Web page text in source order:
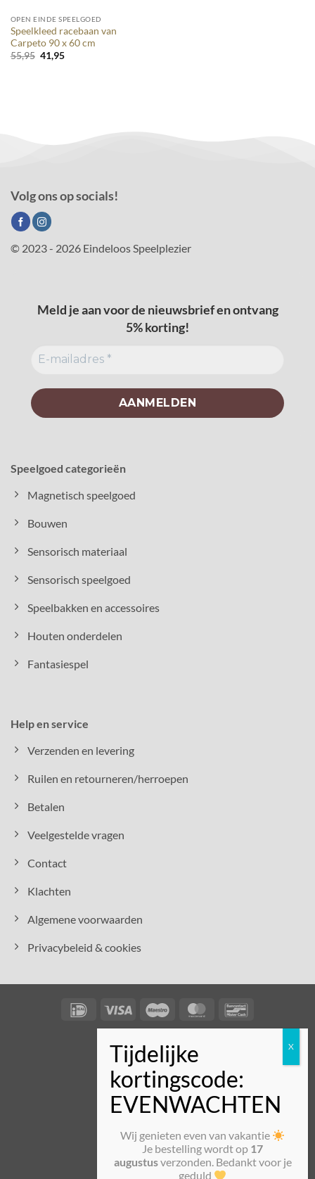
OPEN EINDE SPEELGOED
Speelkleed racebaan van
Carpeto 90 x 60 cm
55,95 Oorspronkelijke
prijs
41,95Huidige
Volg ons op socials!
© 2023 - 2026 Eindeloos Speelplezier
Meld je aan voor de nieuwsbrief en ontvang
5% korting!
Speelgoed categorieën
Magnetisch speelgoed
Bouwen
Sensorisch materiaal
Sensorisch speelgoed
Speelbakken en accessoires
Houten onderdelen
Fantasiespel
Help en service
Verzenden en levering
Ruilen en retourneren/herroepen
Betalen
Veelgestelde vragen
Contact
Klachten
Algemene voorwaarden
Privacybeleid & cookies
IDeal Visa Maestro MasterCard
Wij genieten even van vakantie
Je bestelling wordt op 17
augustusverzonden. Bedankt voor je
geduld